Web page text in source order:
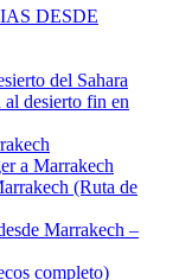
DESDE
del Sahara
al desierto fin en
a Marrakech
(Ruta de
Marrakech –
completo)